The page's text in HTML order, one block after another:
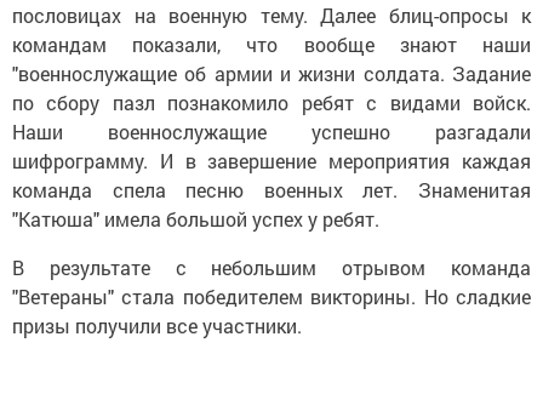
пословицах на военную тему. Далее блиц-опросы к
командам показали, что вообще знают наши
"военнослужащие об армии и жизни солдата. Задание
по сбору пазл познакомило ребят с видами войск.
Наши военнослужащие успешно разгадали
шифрограмму. И в завершение мероприятия каждая
команда спела песню военных лет. Знаменитая
"Катюша" имела большой успех у ребят.
В результате с небольшим отрывом команда
"Ветераны" стала победителем викторины. Но сладкие
призы получили все участники.